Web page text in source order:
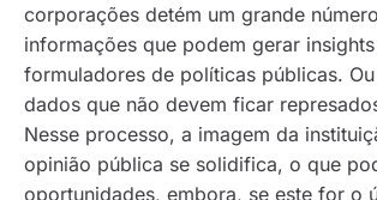
corporações detém um grande
informações que podem gerar
formuladores de políticas públicas.
dados que não devem ficar
Nesse processo, a imagem da
opinião pública se solidifica, o que
oportunidades, embora, se este for o